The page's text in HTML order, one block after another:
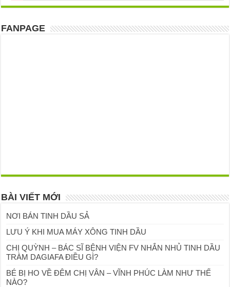
FANPAGE
BÀI VIẾT MỚI
NƠI BÁN TINH DẦU SẢ
LƯU Ý KHI MUA MÁY XÔNG TINH DẦU
CHỊ QUỲNH – BÁC SĨ BỆNH VIỆN FV NHẮN NHỦ TINH DẦU
TRÀM DAGIAFA ĐIỀU GÌ?
BÉ BỊ HO VỀ ĐÊM CHỊ VÂN – VĨNH PHÚC LÀM NHƯ THẾ
NÀO?